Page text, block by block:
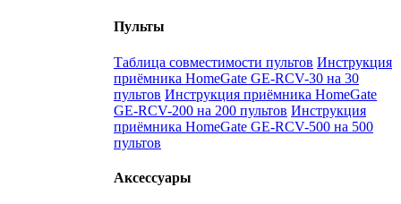
Пульты
Таблица совместимости пультов Инструкция
приёмника HomeGate GE-RCV-30 на 30
пультов Инструкция приёмника HomeGate
GE-RCV-200 на 200 пультов Инструкция
приёмника HomeGate GE-RCV-500 на 500
пультов
Аксессуары